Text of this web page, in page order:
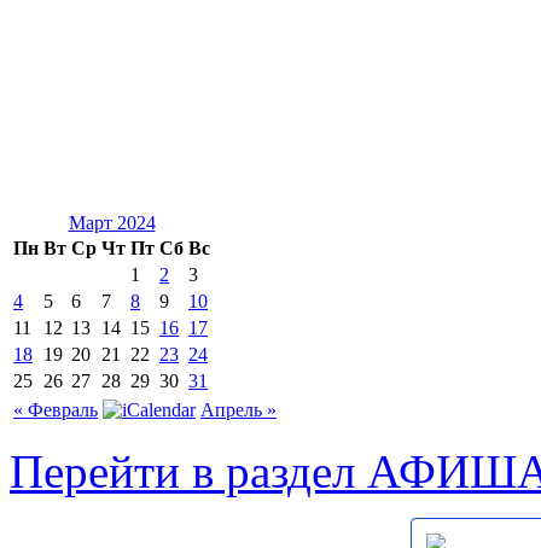
Март 2024
Пн Вт Ср Чт Пт Сб Вс
1
2
3
4
5 6 7 8 9
10
11
12 13 14 15 16 17
18 19 20 21 22 23 24
25 26 27 28 29 30 31
« Февраль
Апрель »
Перейти в раздел